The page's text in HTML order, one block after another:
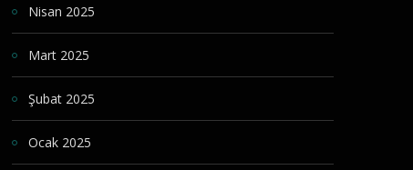
Nisan 2025
Mart 2025
Şubat 2025
Ocak 2025